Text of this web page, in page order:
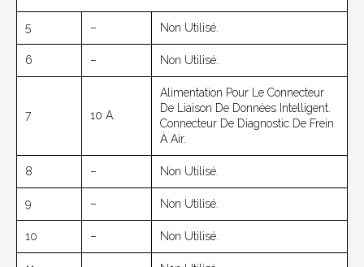
5 – Non Utilisé.
6 – Non Utilisé.
7 10 A.
Alimentation Pour Le Connecteur
De Liaison De Données Intelligent.
Connecteur De Diagnostic De Frein
À Air.
8 – Non Utilisé.
9 – Non Utilisé.
10 – Non Utilisé.